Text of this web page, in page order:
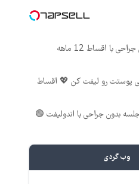
با اقساط 12 ماهه
پوستت رو لیفت کن 💖 اقساط
بدون جراحی با اندولیفت 🟢
وب گردی